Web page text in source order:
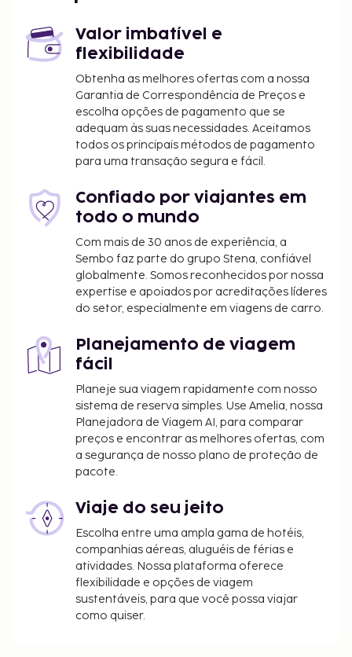
recreativas e de entretimento ao seu dispor,
incluindo uma piscina exterior. O espaço oferece
ainda Wi-fi grátis. O hotel serve pequenos-almoços
preparados no momento diariamente entre as 7:00
e as 10:00 mediante uma sobretaxa.
Tarifa de pequeno-almoço preparado no
momento: 200 INR por adulto e 200 INR por
criança (valores aproximados)
Cama desdobrável: 400 INR por noite
A lista anterior pode não estar completa. As taxas e
os depósitos podem não incluir impostos e estão
sujeitos a alterações.
Não são permitidos animais de estimação
neste alojamento, incluindo animais de
Valor imbatível e
flexibilidade
Obtenha as melhores ofertas com a nossa
Garantia de Correspondência de Preços e
escolha opções de pagamento que se
adequam às suas necessidades. Aceitamos
todos os principais métodos de pagamento
para uma transação segura e fácil.
Confiado por viajantes em
todo o mundo
Com mais de 30 anos de experiência, a
Sembo faz parte do grupo Stena, confiável
globalmente. Somos reconhecidos por nossa
expertise e apoiados por acreditações líderes
do setor, especialmente em viagens de carro.
Planejamento de viagem
fácil
Planeje sua viagem rapidamente com nosso
sistema de reserva simples. Use Amelia, nossa
Planejadora de Viagem AI, para comparar
preços e encontrar as melhores ofertas, com
a segurança de nosso plano de proteção de
pacote.
Viaje do seu jeito
Escolha entre uma ampla gama de hotéis,
companhias aéreas, aluguéis de férias e
atividades. Nossa plataforma oferece
flexibilidade e opções de viagem
sustentáveis, para que você possa viajar
como quiser.